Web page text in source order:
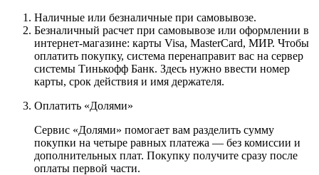
Наличные или безналичные при самовывозе.
Безналичный расчет при самовывозе или оформлении в
интернет-магазине: карты Visa, MasterCard, МИР. Чтобы
оплатить покупку, система перенаправит вас на сервер
системы Тинькофф Банк. Здесь нужно ввести номер
карты, срок действия и имя держателя.
Оплатить «Долями»
Сервис «Долями» помогает вам разделить сумму
покупки на четыре равных платежа — без комиссии и
дополнительных плат. Покупку получите сразу после
оплаты первой части.